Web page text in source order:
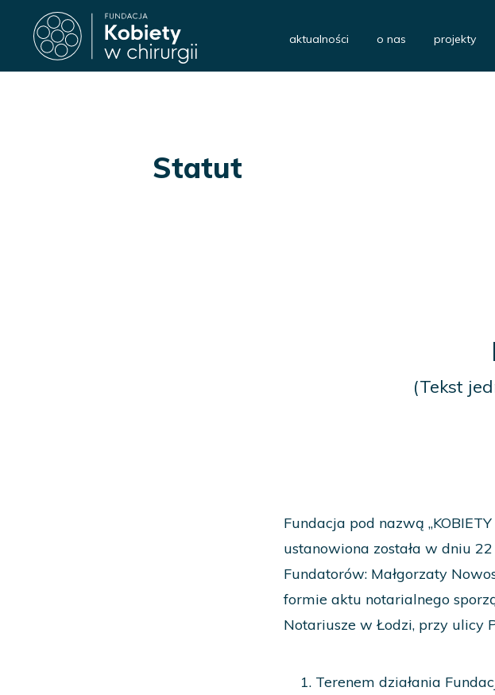
aktualności o nas projekty
Statut
(Tekst
Fundacja pod nazwą
ustanowiona została w dniu
Fundatorów: Małgorzaty
formie aktu notarialnego
Notariusze w Łodzi, przy ulicy
Terenem działania